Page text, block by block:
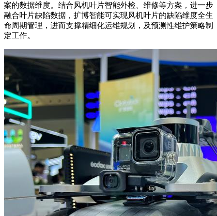
案的数据维度。结合风机叶片智能外检、维修等方案，进一步
融合叶片缺陷数据，扩博智能可实现风机叶片的缺陷维度全生
命周期管理，进而支撑精细化运维规划，及预测性维护策略制
定工作。